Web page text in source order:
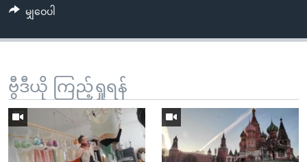
ရန်
သို့
ရန်
မျှဝေပါ
ဗွီဒီယို ကြည့်ရှုရန်